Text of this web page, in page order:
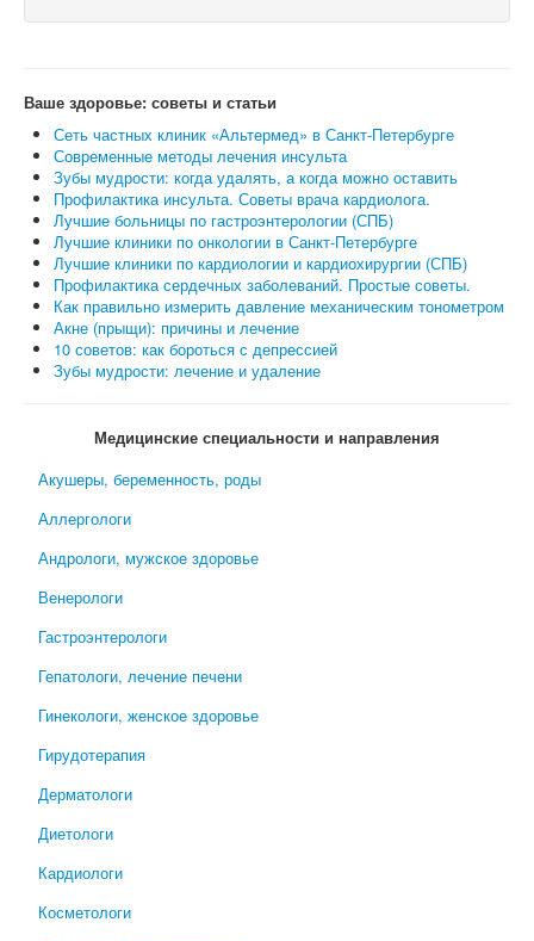
Ваше здоровье: советы и статьи
Сеть частных клиник «Альтермед» в Санкт-Петербурге
Современные методы лечения инсульта
Зубы мудрости: когда удалять, а когда можно оставить
Профилактика инсульта. Советы врача кардиолога.
Лучшие больницы по гастроэнтерологии (СПБ)
Лучшие клиники по онкологии в Санкт-Петербурге
Лучшие клиники по кардиологии и кардиохирургии (СПБ)
Профилактика сердечных заболеваний. Простые советы.
Как правильно измерить давление механическим тонометром
Акне (прыщи): причины и лечение
10 советов: как бороться с депрессией
Зубы мудрости: лечение и удаление
Медицинские специальности и направления
Акушеры, беременность, роды
Аллергологи
Андрологи, мужское здоровье
Венерологи
Гастроэнтерологи
Гепатологи, лечение печени
Гинекологи, женское здоровье
Гирудотерапия
Дерматологи
Диетологи
Кардиологи
Косметологи